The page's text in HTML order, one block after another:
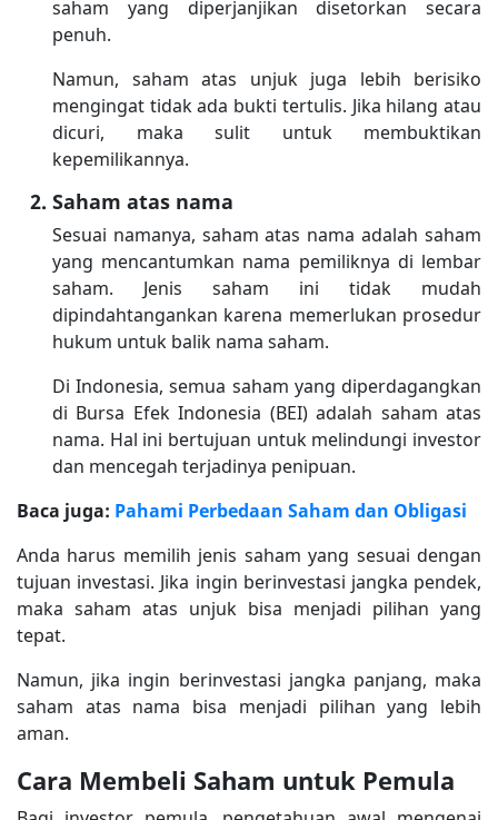
saham yang diperjanjikan disetorkan secara
penuh.
Namun, saham atas unjuk juga lebih berisiko
mengingat tidak ada bukti tertulis. Jika hilang atau
dicuri, maka sulit untuk membuktikan
kepemilikannya.
Saham atas nama
Sesuai namanya, saham atas nama adalah saham
yang mencantumkan nama pemiliknya di lembar
saham. Jenis saham ini tidak mudah
dipindahtangankan karena memerlukan prosedur
hukum untuk balik nama saham.
Di Indonesia, semua saham yang diperdagangkan
di Bursa Efek Indonesia (BEI) adalah saham atas
nama. Hal ini bertujuan untuk melindungi investor
dan mencegah terjadinya penipuan.
Baca juga: Pahami Perbedaan Saham dan Obligasi
Anda harus memilih jenis saham yang sesuai dengan
tujuan investasi. Jika ingin berinvestasi jangka pendek,
maka saham atas unjuk bisa menjadi pilihan yang
tepat.
Namun, jika ingin berinvestasi jangka panjang, maka
saham atas nama bisa menjadi pilihan yang lebih
aman.
Cara Membeli Saham untuk Pemula